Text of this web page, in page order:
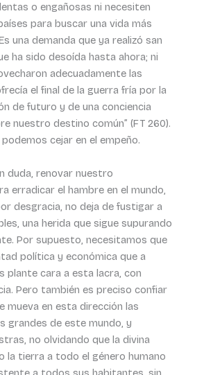
o engañosas ni necesiten
para buscar una vida más
una demanda que ya realizó san
ha sido desoída hasta ahora; ni
adecuadamente las
el final de la guerra fría por la
de futuro y de una conciencia
nuestro destino común” (FT 260).
cejar en el empeño.
duda, renovar nuestro
erradicar el hambre en el mundo,
desgracia, no deja de fustigar a
una herida que sigue supurando
Por supuesto, necesitamos que
política y económica que a
plante cara a esta lacra, con
Pero también es preciso confiar
mueva en esta dirección las
grandes de este mundo, y
no olvidando que la divina
la tierra a todo el género humano